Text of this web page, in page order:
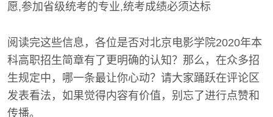
愿,参加省级统考的专业,统考成绩必须达标
阅读完这些信息，各位是否对北京电影学院2020年本
科高职招生简章有了更明确的认知？那么，在众多招
生规定中，哪一条最让你心动？请大家踊跃在评论区
发表看法，如果觉得内容有价值，别忘了进行点赞和
传播。